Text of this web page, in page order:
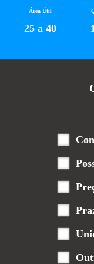
Área Útil
25 a 40